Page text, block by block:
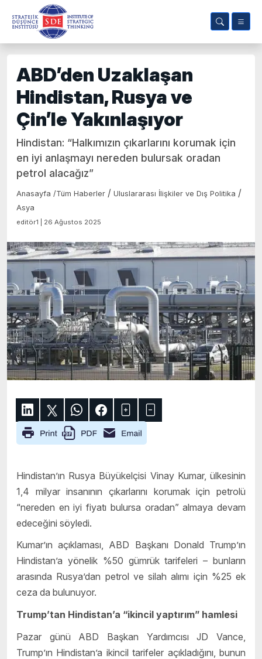
ABD’den Uzaklaşan
Hindistan, Rusya ve
Çin’le Yakınlaşıyor
Hindistan: “Halkımızın çıkarlarını korumak için
en iyi anlaşmayı nereden bulursak oradan
petrol alacağız”
Anasayfa /Tüm Haberler / Uluslararası İlişkiler ve Dış Politika /
Asya
editör1 | 26 Ağustos 2025
Hindistan’ın Rusya Büyükelçisi Vinay Kumar, ülkesinin
1,4 milyar insanının çıkarlarını korumak için petrolü
“nereden en iyi fiyatı bulursa oradan” almaya devam
edeceğini söyledi.
Kumar’ın açıklaması, ABD Başkanı Donald Trump’ın
Hindistan’a yönelik %50 gümrük tarifeleri – bunların
arasında Rusya’dan petrol ve silah alımı için %25 ek
ceza da bulunuyor.
Trump’tan Hindistan’a “ikincil yaptırım” hamlesi
Pazar günü ABD Başkan Yardımcısı JD Vance,
Trump’ın Hindistan’a ikincil tarifeler açıkladığını, bunun